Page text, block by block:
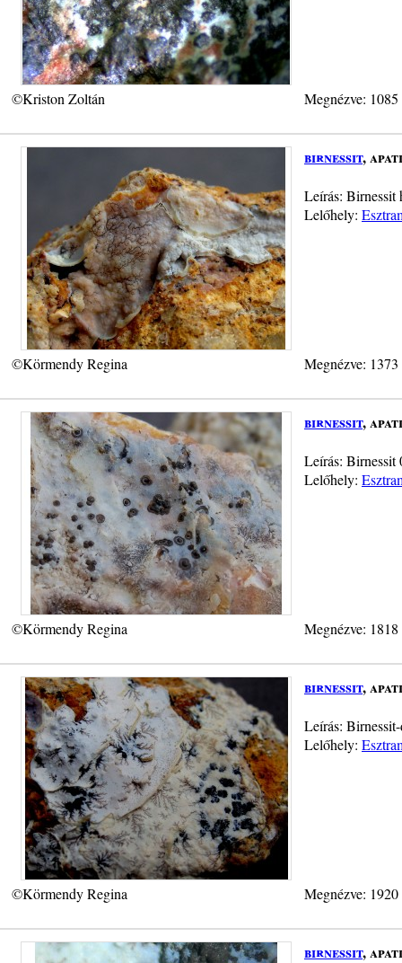
©Kriston Zoltán Megnézve:
birnessit,
Leírás: Birnessit
Lelőhely:
©Körmendy Regina Megnézve:
birnessit,
Leírás: Birnessit
Lelőhely:
©Körmendy Regina Megnézve:
birnessit,
Leírás:
Lelőhely:
©Körmendy Regina Megnézve:
birnessit,